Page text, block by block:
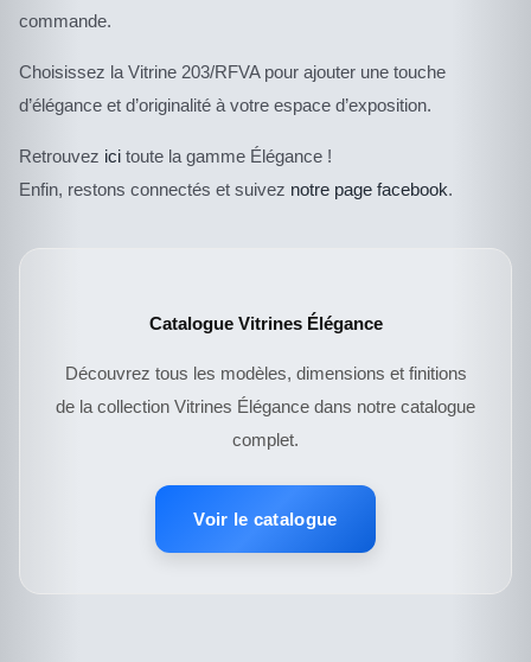
commande.
Choisissez la Vitrine 203/RFVA pour ajouter une touche
d’élégance et d’originalité à votre espace d’exposition.
Retrouvez icitoute la gamme Élégance !
Enfin, restons connectés et suivez notre page facebook.
Catalogue Vitrines Élégance
Découvrez tous les modèles, dimensions et finitions
de la collection Vitrines Élégance dans notre catalogue
complet.
Voir le catalogue
PRODUIT
PRODUIT
VARIATIONS.